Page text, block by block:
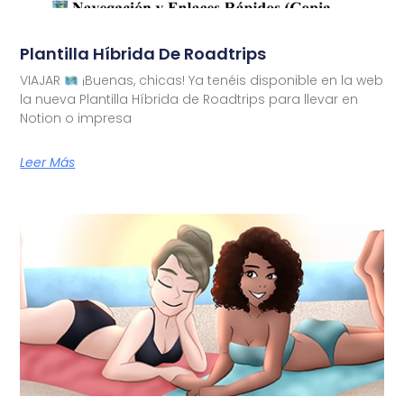
Plantilla Híbrida De Roadtrips
VIAJAR
¡Buenas, chicas! Ya tenéis disponible en la web
la nueva Plantilla Híbrida de Roadtrips para llevar en
Notion o impresa
Leer Más